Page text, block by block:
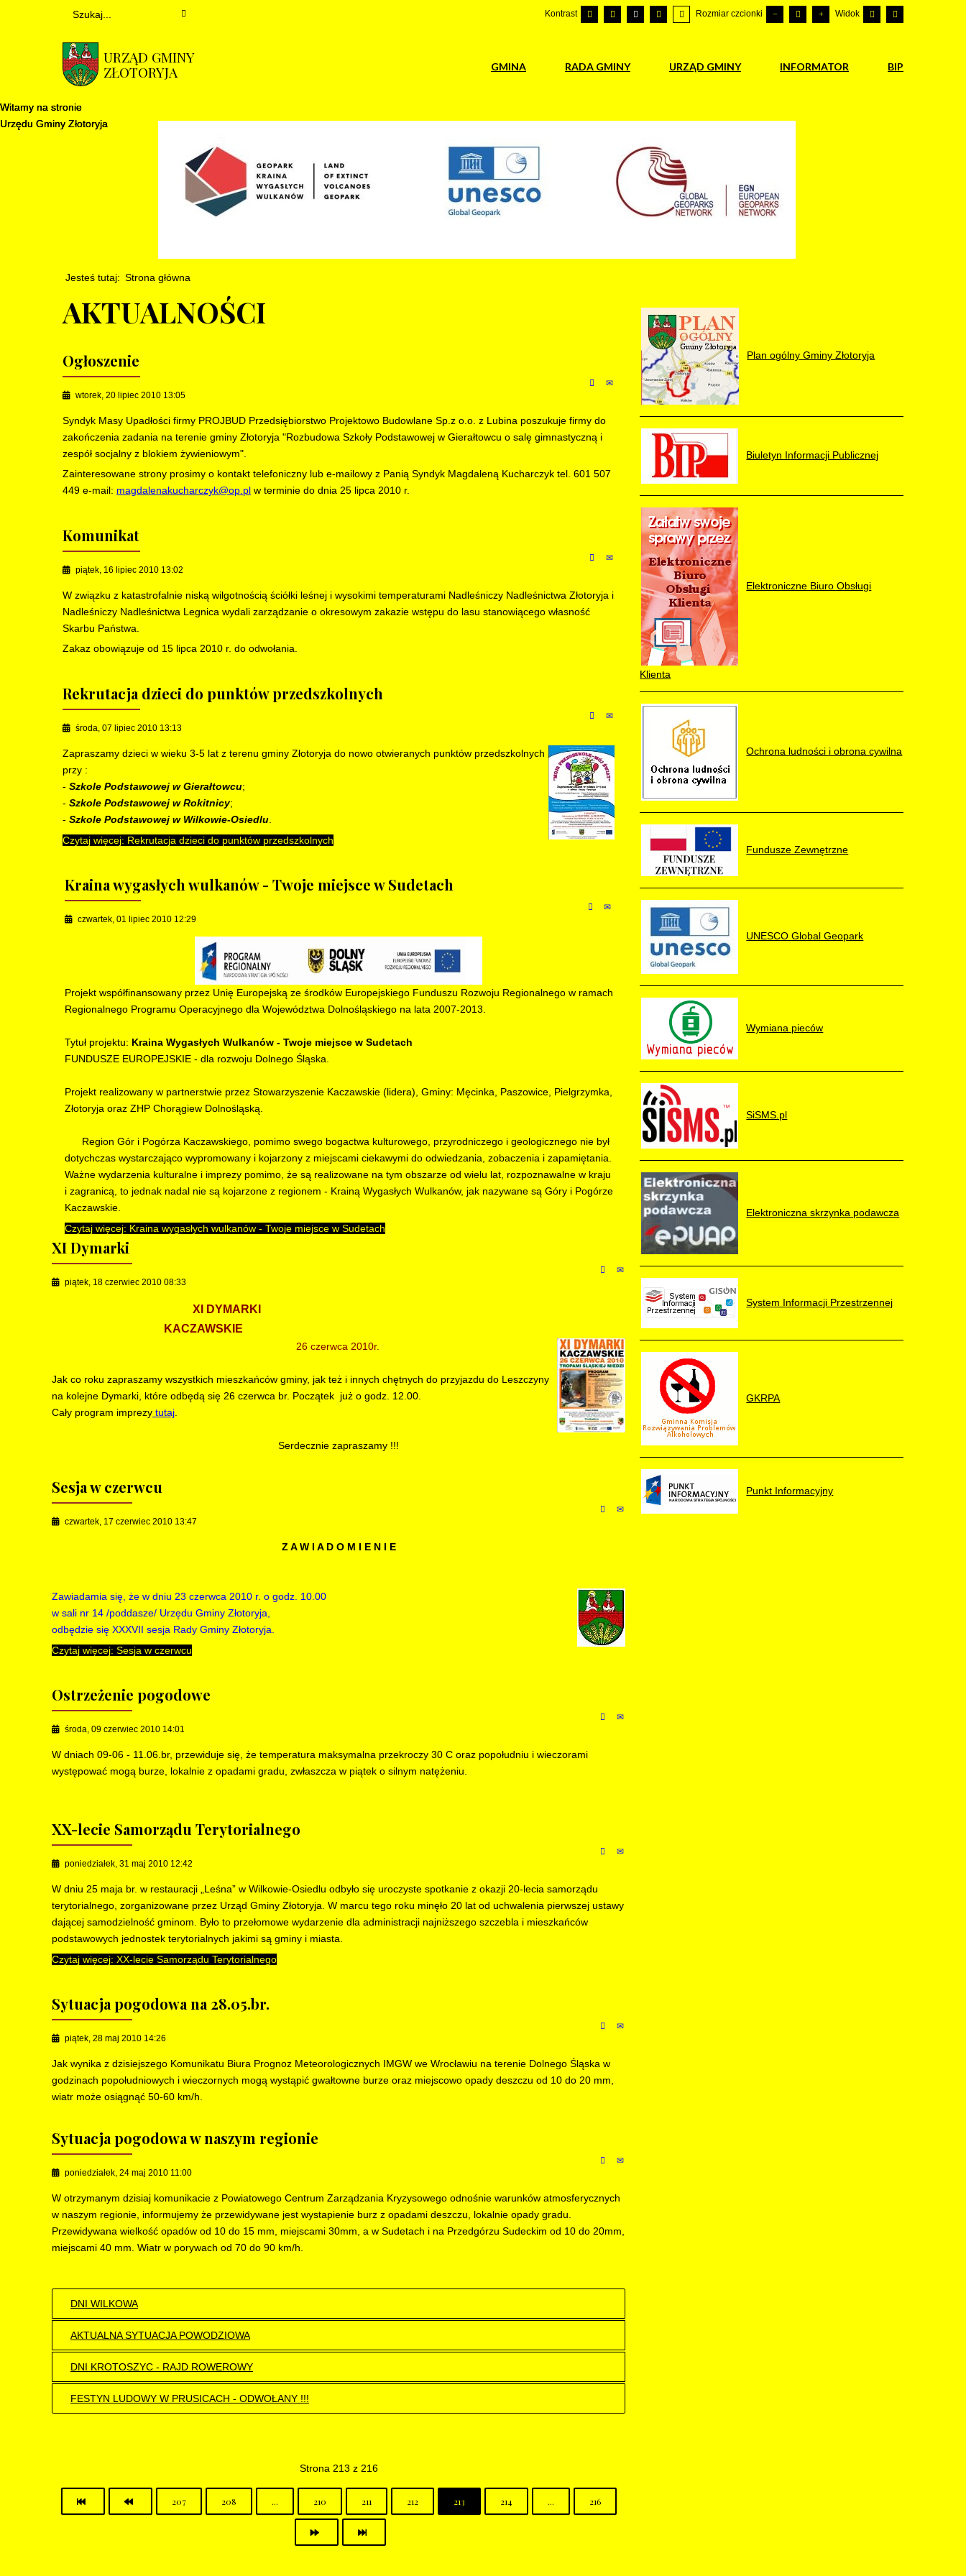
Kontrast Rozmiar czcionki Widok
URZĄD GMINY
ZŁOTORYJA
GMINA RADA GMINY URZĄD GMINY INFORMATOR BIP
Witamy na stronie
Urzędu Gminy Złotoryja
Witamy na stronie
Urzędu Gminy Złotoryja
Witamy na stronie
Urzędu Gminy Złotoryja
Jesteś tutaj: Strona główna
AKTUALNOŚCI
Ogłoszenie
wtorek, 20 lipiec 2010 13:05
Syndyk Masy Upadłości firmy PROJBUD Przedsiębiorstwo Projektowo Budowlane Sp.z o.o. z Lubina poszukuje firmy do
zakończenia zadania na terenie gminy Złotoryja "Rozbudowa Szkoły Podstawowej w Gierałtowcu o salę gimnastyczną i
zespół socjalny z blokiem żywieniowym".
Zainteresowane strony prosimy o kontakt telefoniczny lub e-mailowy z Panią Syndyk Magdaleną Kucharczyk tel. 601 507
449 e-mail: magdalenakucharczyk@op.pl w terminie do dnia 25 lipca 2010 r.
Komunikat
piątek, 16 lipiec 2010 13:02
W związku z katastrofalnie niską wilgotnością ściółki leśnej i wysokimi temperaturami Nadleśniczy Nadleśnictwa Złotoryja i
Nadleśniczy Nadleśnictwa Legnica wydali zarządzanie o okresowym zakazie wstępu do lasu stanowiącego własność
Skarbu Państwa.
Zakaz obowiązuje od 15 lipca 2010 r. do odwołania.
Rekrutacja dzieci do punktów przedszkolnych
środa, 07 lipiec 2010 13:13
Zapraszamy dzieci w wieku 3-5 lat z terenu gminy Złotoryja do nowo otwieranych punktów przedszkolnych
przy :
- Szkole Podstawowej w Gierałtowcu;
- Szkole Podstawowej w Rokitnicy;
- Szkole Podstawowej w Wilkowie-Osiedlu
Czytaj więcej: Rekrutacja dzieci do punktów przedszkolnych
Kraina wygasłych wulkanów - Twoje miejsce w Sudetach
czwartek, 01 lipiec 2010 12:29
Projekt współfinansowany przez Unię Europejską ze środków Europejskiego Funduszu Rozwoju Regionalnego w ramach
Regionalnego Programu Operacyjnego dla Województwa Dolnośląskiego na lata 2007-2013
Tytuł projektu: Kraina Wygasłych Wulkanów - Twoje miejsce w Sudetach
FUNDUSZE EUROPEJSKIE - dla rozwoju Dolnego Śląska.
Projekt realizowany w partnerstwie przez Stowarzyszenie Kaczawskie (lidera), Gminy: Męcinka, Paszowice, Pielgrzymka,
Złotoryja oraz ZHP Chorągiew Dolnośląską.
Region Gór i Pogórza Kaczawskiego, pomimo swego bogactwa kulturowego, przyrodniczego i geologicznego nie był
dotychczas wystarczająco wypromowany i kojarzony z miejscami ciekawymi do odwiedzania, zobaczenia i zapamiętania.
Ważne wydarzenia kulturalne i imprezy pomimo, że są realizowane na tym obszarze od wielu lat, rozpoznawalne w kraju
i zagranicą, to jednak nadal nie są kojarzone z regionem - Krainą Wygasłych Wulkanów, jak nazywane są Góry i Pogórze
Kaczawskie.
Czytaj więcej: Kraina wygasłych wulkanów - Twoje miejsce w Sudetach
XI Dymarki
piątek, 18 czerwiec 2010 08:33
XI DYMARKI
KACZAWSKIE
26 czerwca 2010r.
Jak co roku zapraszamy wszystkich mieszkańców gminy, jak też i innych chętnych do przyjazdu do Leszczyny
na kolejne Dymarki, które odbędą się 26 czerwca br. Początek już o godz. 12.00.
Cały program imprezy tutaj
Serdecznie zapraszamy !!!
Sesja w czerwcu
czwartek, 17 czerwiec 2010 13:47
Z A W I A D O M I E N I E
Zawiadamia się, że w dniu 23 czerwca 2010 r. o godz. 10.00
w sali nr 14 /poddasze/ Urzędu Gminy Złotoryja,
odbędzie się XXXVII sesja Rady Gminy Złotoryja.
Czytaj więcej: Sesja w czerwcu
Ostrzeżenie pogodowe
środa, 09 czerwiec 2010 14:01
W dniach 09-06 - 11.06.br, przewiduje się, że temperatura maksymalna przekroczy 30 C oraz popołudniu i wieczorami
występować mogą burze, lokalnie z opadami gradu, zwłaszcza w piątek o silnym natężeniu.
XX-lecie Samorządu Terytorialnego
poniedziałek, 31 maj 2010 12:42
W dniu 25 maja br. w restauracji „Leśna” w Wilkowie-Osiedlu odbyło się uroczyste spotkanie z okazji 20-lecia samorządu
terytorialnego, zorganizowane przez Urząd Gminy Złotoryja. W marcu tego roku minęło 20 lat od uchwalenia pierwszej ustawy
dającej samodzielność gminom. Było to przełomowe wydarzenie dla administracji najniższego szczebla i mieszkańców
podstawowych jednostek terytorialnych jakimi są gminy i miasta.
Czytaj więcej: XX-lecie Samorządu Terytorialnego
Sytuacja pogodowa na 28.05.br.
piątek, 28 maj 2010 14:26
Jak wynika z dzisiejszego Komunikatu Biura Prognoz Meteorologicznych IMGW we Wrocławiu na terenie Dolnego Śląska w
godzinach popołudniowych i wieczornych mogą wystąpić gwałtowne burze oraz miejscowo opady deszczu od 10 do 20 mm,
wiatr może osiągnąć 50-60 km/h.
Sytuacja pogodowa w naszym regionie
poniedziałek, 24 maj 2010 11:00
W otrzymanym dzisiaj komunikacie z Powiatowego Centrum Zarządzania Kryzysowego odnośnie warunków atmosferycznych
w naszym regionie, informujemy że przewidywane jest wystapienie burz z opadami deszczu, lokalnie opady gradu.
Przewidywana wielkość opadów od 10 do 15 mm, miejscami 30mm, a w Sudetach i na Przedgórzu Sudeckim od 10 do 20mm,
miejscami 40 mm. Wiatr w porywach od 70 do 90 km/h.
DNI WILKOWA
AKTUALNA SYTUACJA POWODZIOWA
DNI KROTOSZYC - RAJD ROWEROWY
FESTYN LUDOWY W PRUSICACH - ODWOŁANY !!!
Strona 213 z 216
207 208 ... 210 211 212 213 214 ... 216
Plan ogólny Gminy Złotoryja
Biuletyn Informacji Publicznej
Elektroniczne Biuro Obsługi
Klienta
Ochrona ludności i obrona cywilna
Fundusze Zewnętrzne
UNESCO Global Geopark
Wymiana pieców
SiSMS.pl
Elektroniczna skrzynka podawcza
System Informacji Przestrzennej
GKRPA
Punkt Informacyjny